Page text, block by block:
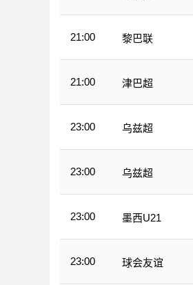
21:00 黎巴联
21:00 津巴超
23:00 乌兹超
23:00 乌兹超
23:00 墨西U21
23:00 球会友谊